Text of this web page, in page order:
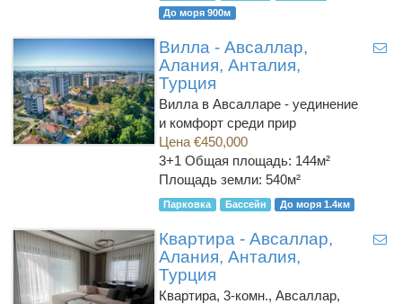
До моря 900м
Вилла - Авсаллар,
Алания, Анталия,
Турция
Вилла в Авсалларе - уединение
и комфорт среди прир
Цена €450,000
3+1 Общая площадь: 144м²
Площадь земли: 540м²
Парковка Бассейн До моря 1.4км
Квартира - Авсаллар,
Алания, Анталия,
Турция
Квартира, 3-комн., Авсаллар,